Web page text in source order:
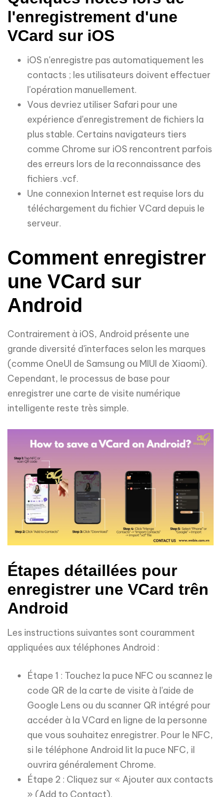
l'enregistrement d'une
VCard sur iOS
iOS n'enregistre pas automatiquement les
contacts ; les utilisateurs doivent effectuer
l'opération manuellement.
Vous devriez utiliser Safari pour une
expérience d'enregistrement de fichiers la
plus stable. Certains navigateurs tiers
comme Chrome sur iOS rencontrent parfois
des erreurs lors de la reconnaissance des
fichiers .vcf.
Une connexion Internet est requise lors du
téléchargement du fichier VCard depuis le
serveur.
Comment enregistrer
une VCard sur
Android
Contrairement à iOS, Android présente une
grande diversité d'interfaces selon les marques
(comme OneUI de Samsung ou MIUI de Xiaomi).
Cependant, le processus de base pour
enregistrer une carte de visite numérique
intelligente reste très simple.
Étapes détaillées pour
enregistrer une VCard trên
Android
Les instructions suivantes sont couramment
appliquées aux téléphones Android :
Étape 1 : Touchez la puce NFC ou scannez le
code QR de la carte de visite à l'aide de
Google Lens ou du scanner QR intégré pour
accéder à la VCard en ligne de la personne
que vous souhaitez enregistrer. Pour le NFC,
si le téléphone Android lit la puce NFC, il
ouvrira généralement Chrome.
Étape 2 : Cliquez sur « Ajouter aux contacts
» (Add to Contact).